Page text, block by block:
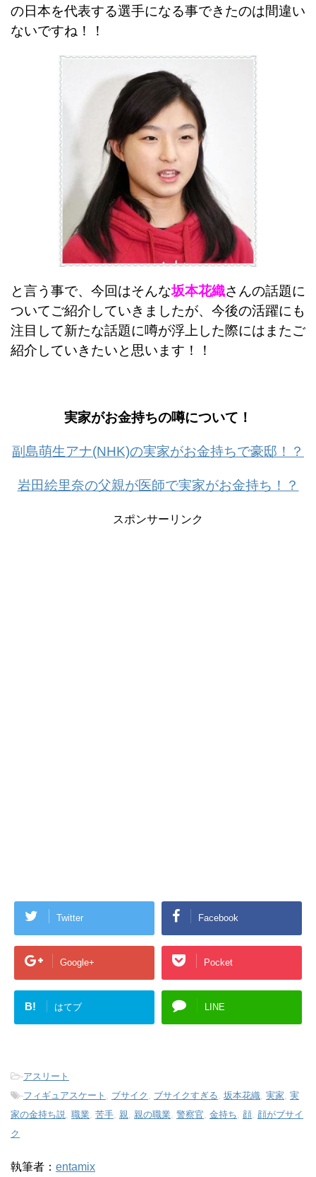
の日本を代表する選手になる事できたのは間違い
ないですね！！
と言う事で、今回はそんな坂本花織さんの話題に
ついてご紹介していきましたが、今後の活躍にも
注目して新たな話題に噂が浮上した際にはまたご
紹介していきたいと思います！！
実家がお金持ちの噂について！
副島萌生アナ(NHK)の実家がお金持ちで豪邸！？
岩田絵里奈の父親が医師で実家がお金持ち！？
スポンサーリンク
Twitter Facebook
Google+ Pocket
B! はてブ LINE
-アスリート
-フィギュアスケート ブサイク ブサイクすぎる 坂本花織 実家 実
家の金持ち説
職業 苦手 親 親の職業 警察官 金持ち 顔 顔がブサイ
ク
執筆者： entamix